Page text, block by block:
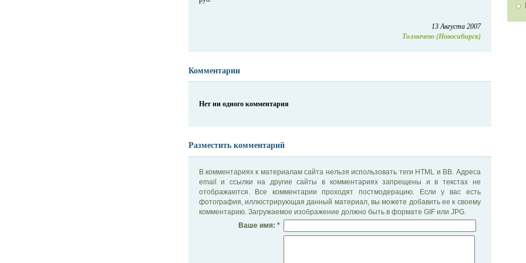
13 Августа 2007
Толмачево (Новосибирск)
Комментарии
Нет ни одного комментария
Разместить комментарий
В комментариях к материалам сайта нельзя использовать теги HTML и BB. Адреса
email и ссылки на другие сайты в комментариях запрещены и в текстах не
отображаются. Все комментарии проходят постмодерацию. Если у вас есть
фотография, иллюстрирующая данный материал, вы можете добавить ее к своему
комментарию. Загружаемое изображение должно быть в формате GIF или JPG.
Ваше имя: *